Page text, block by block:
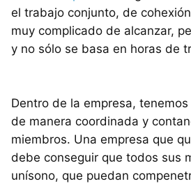
el trabajo conjunto, de
muy complicado de alcanzar,
y no sólo se basa en horas de
Dentro de la empresa,
de manera coordinada y
miembros. Una empresa que
debe conseguir que todos sus
unísono, que puedan